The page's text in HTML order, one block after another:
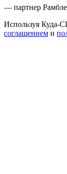
— партнер
Используя Куда-
соглашением и